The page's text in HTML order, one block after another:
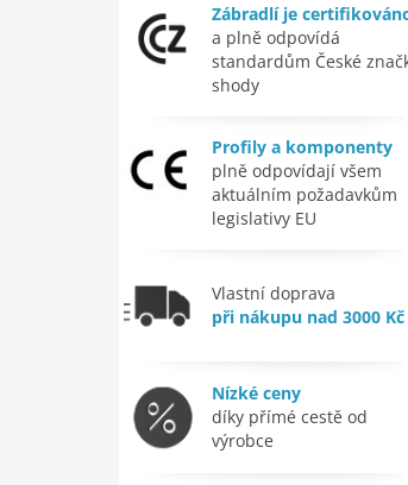
Zábradlí je
a plně odpovídá
standardům České
shody
Profily a komponenty
plně odpovídají všem
aktuálním požadavkům
legislativy EU
Vlastní doprava
při nákupu nad 3000 Kč
Nízké ceny
díky přímé cestě od
výrobce